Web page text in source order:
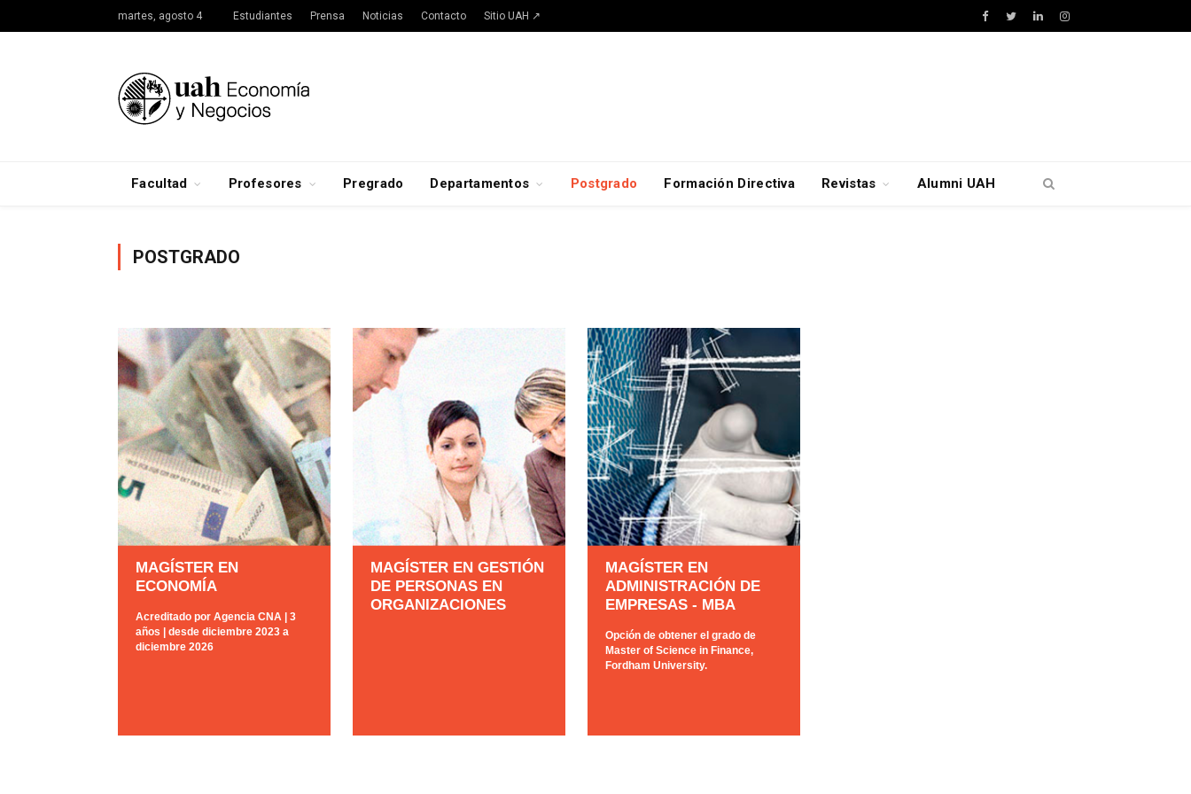
martes, agosto 4 Estudiantes Prensa Noticias Contacto Sitio UAH ↗ Facebook
TwitterLinkedInInstagram
Facultad Profesores Pregrado Departamentos Postgrado Formación Directiva Revistas Alumni UAH
POSTGRADO
MAGÍSTER EN
ECONOMÍA
Acreditado por Agencia CNA | 3
años | desde diciembre 2023 a
diciembre 2026
MAGÍSTER EN GESTIÓN
DE PERSONAS EN
ORGANIZACIONES
MAGÍSTER EN
ADMINISTRACIÓN DE
EMPRESAS - MBA
Opción de obtener el grado de
Master of Science in Finance,
Fordham University.